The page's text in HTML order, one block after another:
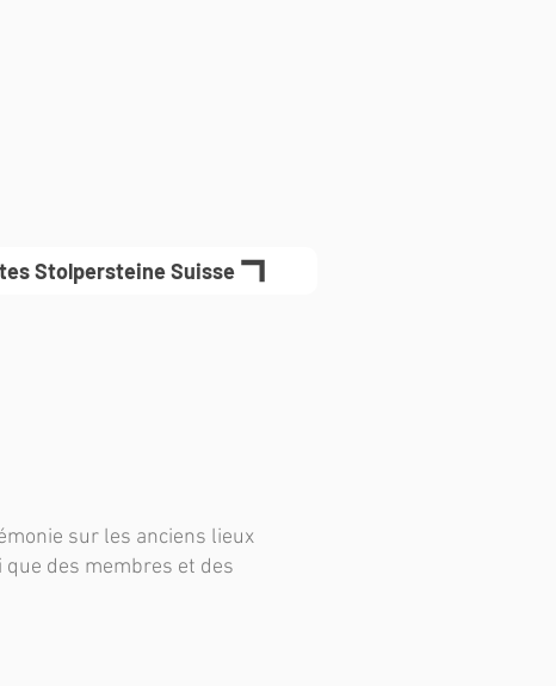
Stolpersteine Suisse
sur les anciens lieux
que des membres et des